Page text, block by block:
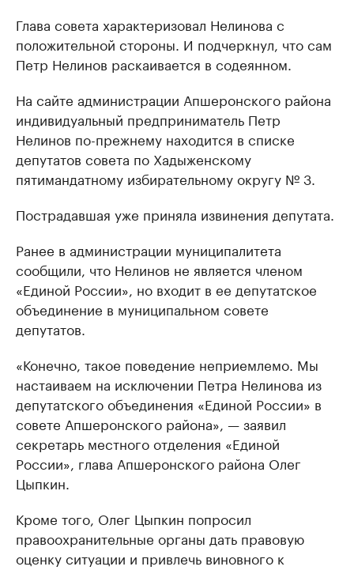
Глава совета характеризовал Нелинова с
положительной стороны. И подчеркнул, что сам
Петр Нелинов раскаивается в содеянном.
На сайте администрации Апшеронского района
индивидуальный предприниматель Петр
Нелинов по-прежнему находится в списке
депутатов совета по Хадыженскому
пятимандатному избирательному округу № 3.
Пострадавшая уже приняла извинения депутата.
Ранее в администрации муниципалитета
сообщили, что Нелинов не является членом
«Единой России», но входит в ее депутатское
объединение в муниципальном совете
депутатов.
«Конечно, такое поведение неприемлемо. Мы
настаиваем на исключении Петра Нелинова из
депутатского объединения «Единой России» в
совете Апшеронского района», — заявил
секретарь местного отделения «Единой
России», глава Апшеронского района Олег
Цыпкин.
Кроме того, Олег Цыпкин попросил
правоохранительные органы дать правовую
оценку ситуации и привлечь виновного к